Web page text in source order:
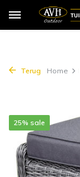
Terug Home
25% sale